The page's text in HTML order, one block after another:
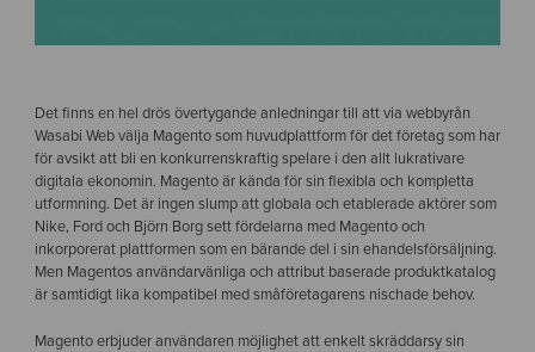
Det finns en hel drös övertygande anledningar till att via webbyrån
Wasabi Web välja Magento som huvudplattform för det företag som har
för avsikt att bli en konkurrenskraftig spelare i den allt lukrativare
digitala ekonomin. Magento är kända för sin flexibla och kompletta
utformning. Det är ingen slump att globala och etablerade aktörer som
Nike, Ford och Björn Borg sett fördelarna med Magento och
inkorporerat plattformen som en bärande del i sin e­handelsförsäljning.
Men Magentos användarvänliga och attribut­ baserade produktkatalog
är samtidigt lika kompatibel med småföretagarens nischade behov.
Magento erbjuder användaren möjlighet att enkelt skräddarsy sin